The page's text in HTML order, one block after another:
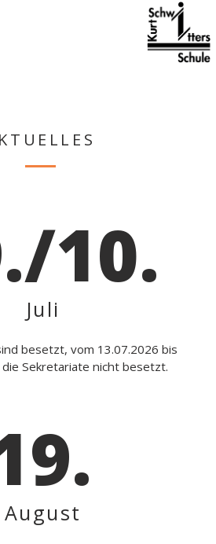
10.
Juli
besetzt, vom 13.07.2026 bis
Sekretariate nicht besetzt.
August